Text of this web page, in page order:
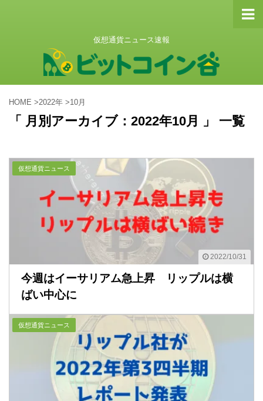
仮想通貨ニュース速報
HOME >2022年 >10月
「 月別アーカイブ：2022年10月 」 一覧
2022/10/31
仮想通貨ニュース
今週はイーサリアム急上昇 リップルは横
ばい中心に
仮想通貨ニュース